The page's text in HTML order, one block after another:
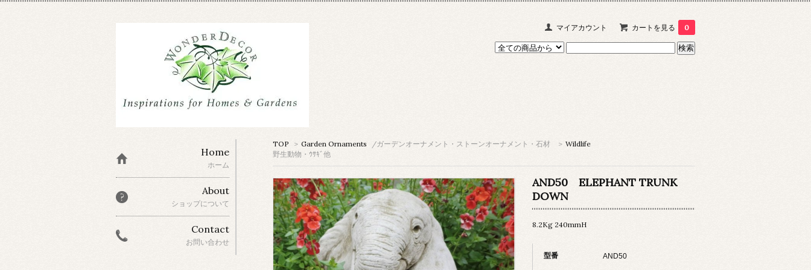
マイアカウント カートを見る 0
TOP > Garden Ornaments /ガーデンオーナメント・ストーンオーナメント・石材 > Wildlife
野生動物・ｳｻｷﾞ他
AND50 ELEPHANT TRUNK
DOWN
8.2Kg 240mmH
型番 AND50
Home
ホーム
About
ショップについて
Contact
お問い合わせ